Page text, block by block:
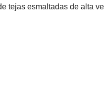
tejas esmaltadas de alta